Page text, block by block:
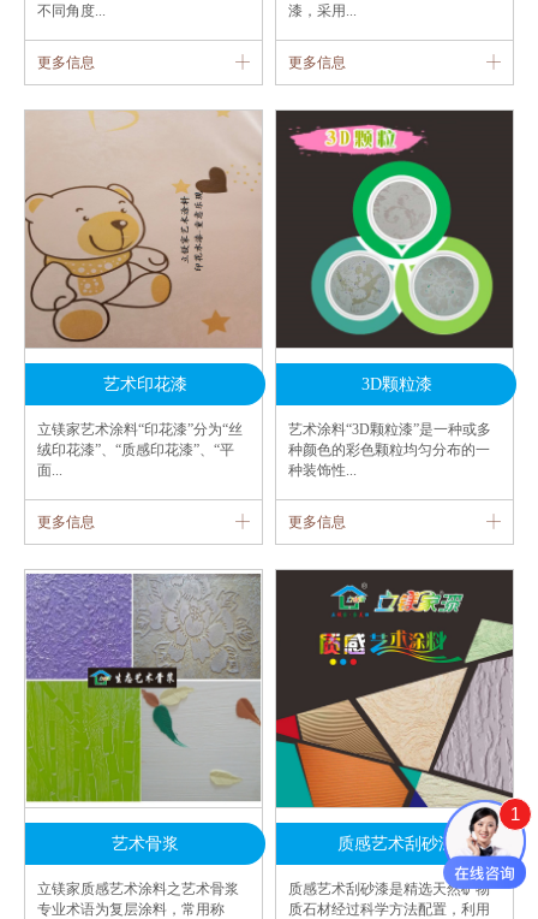
不同角度...
更多信息
漆，采用...
更多信息
艺术印花漆
立镁家艺术涂料“印花漆”分为“丝
绒印花漆”、“质感印花漆”、“平
面...
更多信息
3D颗粒漆
艺术涂料“3D颗粒漆”是一种或多
种颜色的彩色颗粒均匀分布的一
种装饰性...
更多信息
艺术骨浆
立镁家质感艺术涂料之艺术骨浆
专业术语为复层涂料，常用称
质感艺术刮砂漆
质感艺术刮砂漆是精选天然矿物
质石材经过科学方法配置，利用
1